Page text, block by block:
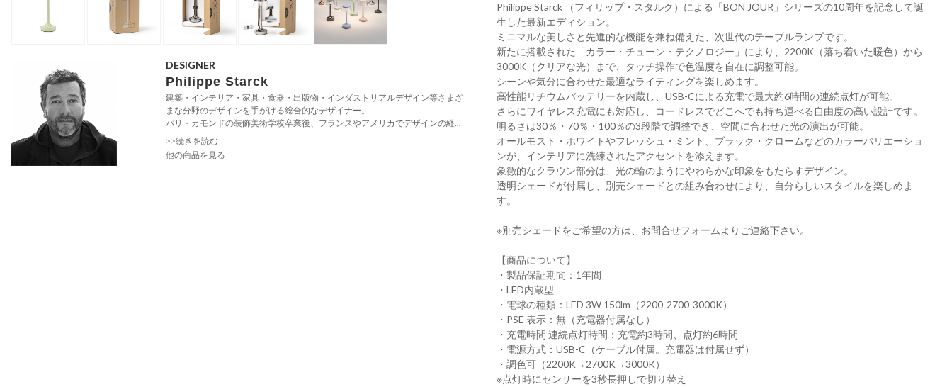
DESIGNER
Philippe Starck
建築・インテリア・家具・食器・出版物・インダストリアルデザイン等さまざ
まな分野のデザインを手がける総合的なデザイナー。
パリ・カモンドの装飾美術学校卒業後、フランスやアメリカでデザインの経...
>>続きを読む
他の商品を見る
Philippe Starck （フィリップ・スタルク）による「BON JOUR」シリーズの10周年を記念して誕
生した最新エディション。
ミニマルな美しさと先進的な機能を兼ね備えた、次世代のテーブルランプです。
新たに搭載された「カラー・チューン・テクノロジー」により、2200K（落ち着いた暖色）から
3000K（クリアな光）まで、タッチ操作で色温度を自在に調整可能。
シーンや気分に合わせた最適なライティングを楽しめます。
高性能リチウムバッテリーを内蔵し、USB-Cによる充電で最大約6時間の連続点灯が可能。
さらにワイヤレス充電にも対応し、コードレスでどこへでも持ち運べる自由度の高い設計です。
明るさは30％・70％・100％の3段階で調整でき、空間に合わせた光の演出が可能。
オールモスト・ホワイトやフレッシュ・ミント、ブラック・クロームなどのカラーバリエーショ
ンが、インテリアに洗練されたアクセントを添えます。
象徴的なクラウン部分は、光の輪のようにやわらかな印象をもたらすデザイン。
透明シェードが付属し、別売シェードとの組み合わせにより、自分らしいスタイルを楽しめま
す。
※別売シェードをご希望の方は、お問合せフォームよりご連絡下さい。
【商品について】
・製品保証期間：1年間
・LED内蔵型
・電球の種類：LED 3W 150lm（2200-2700-3000K）
・PSE 表示：無（充電器付属なし）
・充電時間 連続点灯時間：充電約3時間、点灯約6時間
・電源方式：USB-C（ケーブル付属。充電器は付属せず）
・調色可（2200K→2700K→3000K）
※点灯時にセンサーを3秒長押しで切り替え